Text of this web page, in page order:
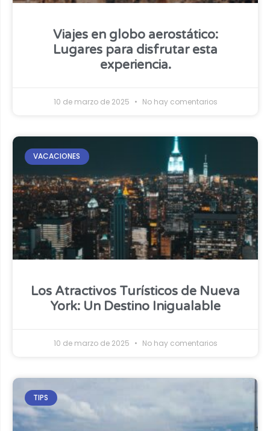
Viajes en globo aerostático:
Lugares para disfrutar esta
experiencia.
10 de marzo de 2025 No hay comentarios
VACACIONES
Los Atractivos Turísticos de Nueva
York: Un Destino Inigualable
10 de marzo de 2025 No hay comentarios
TIPS